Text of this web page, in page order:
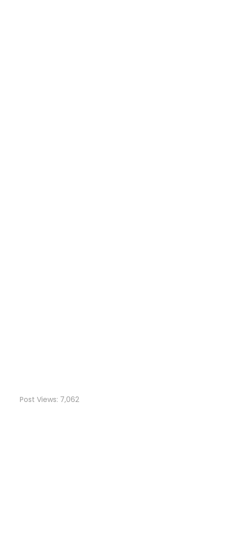
Post Views: 7,062